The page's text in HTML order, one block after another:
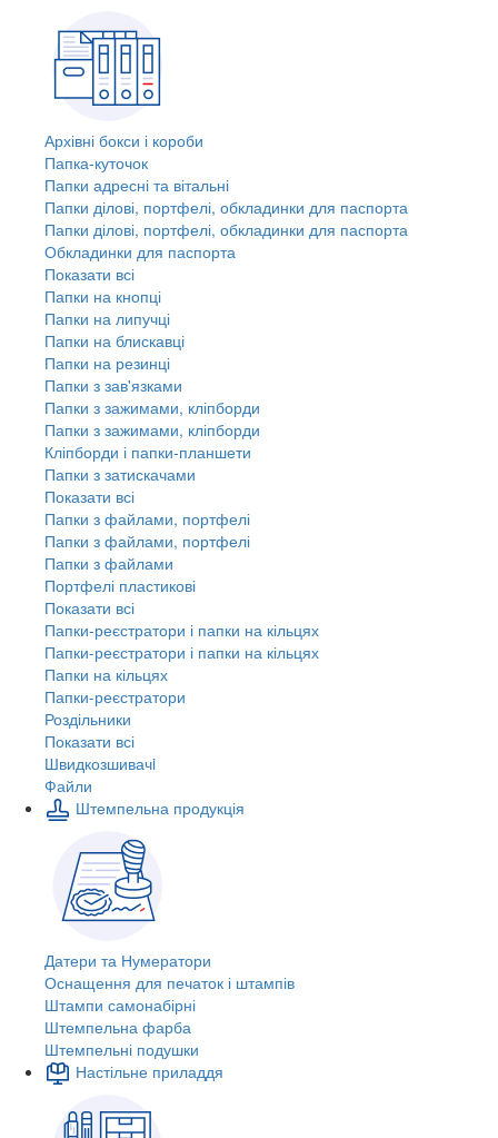
Архівні бокси і короби
Папка-куточок
Папки адресні та вітальні
Папки ділові, портфелі, обкладинки для паспорта
Папки ділові, портфелі, обкладинки для паспорта
Обкладинки для паспорта
Показати всі
Папки на кнопці
Папки на липучці
Папки на блискавці
Папки на резинці
Папки з зав'язками
Папки з зажимами, кліпборди
Папки з зажимами, кліпборди
Кліпборди і папки-планшети
Папки з затискачами
Показати всі
Папки з файлами, портфелі
Папки з файлами, портфелі
Папки з файлами
Портфелі пластикові
Показати всі
Папки-реєстратори і папки на кільцях
Папки-реєстратори і папки на кільцях
Папки на кільцях
Папки-реєстратори
Роздільники
Показати всі
Швидкозшивачi
Файли
Штемпельна продукція
Датери та Нумератори
Оснащення для печаток і штампів
Штампи самонабірні
Штемпельна фарба
Штемпельні подушки
Настільне приладдя